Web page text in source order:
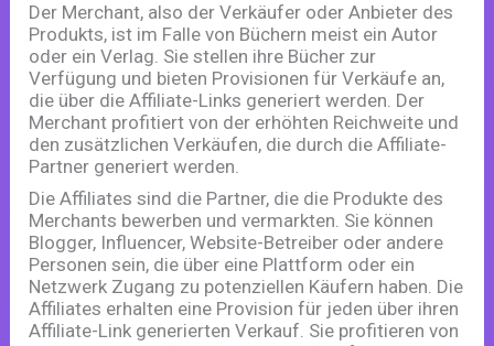
Der Merchant, also der Verkäufer oder Anbieter des
Produkts, ist im Falle von Büchern meist ein Autor
oder ein Verlag. Sie stellen ihre Bücher zur
Verfügung und bieten Provisionen für Verkäufe an,
die über die Affiliate-Links generiert werden. Der
Merchant profitiert von der erhöhten Reichweite und
den zusätzlichen Verkäufen, die durch die Affiliate-
Partner generiert werden.
Die Affiliates sind die Partner, die die Produkte des
Merchants bewerben und vermarkten. Sie können
Blogger, Influencer, Website-Betreiber oder andere
Personen sein, die über eine Plattform oder ein
Netzwerk Zugang zu potenziellen Käufern haben. Die
Affiliates erhalten eine Provision für jeden über ihren
Affiliate-Link generierten Verkauf. Sie profitieren von